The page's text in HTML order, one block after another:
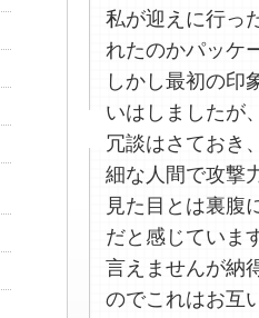
私が迎えに行っ
れたのかパッケ
しかし最初の印
いはしましたが
冗談はさておき
細な人間で攻撃
見た目とは裏腹
だと感じていま
言えませんが納
のでこれはお互